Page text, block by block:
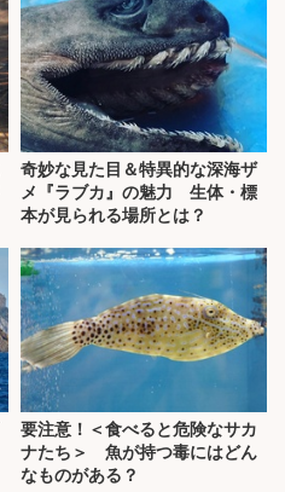
奇妙な見た目＆特異的な深海ザ
メ『ラブカ』の魅力 生体・標
本が見られる場所とは？
要注意！＜食べると危険なサカ
ナたち＞ 魚が持つ毒にはどん
なものがある？